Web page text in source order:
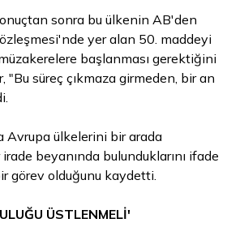
sonra bu ülkenin AB'den
yer alan 50. maddeyi
başlanması gerektiğini
"Bu süreç çıkmaza girmeden, bir an
Avrupa ülkelerini bir arada
beyanında bulunduklarını ifade
görev olduğunu kaydetti.
ÜSTLENMELİ'